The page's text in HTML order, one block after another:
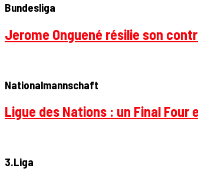
Bundesliga
Jerome Onguené résilie son
Nationalmannschaft
Ligue des Nations : un Final Four
3.Liga